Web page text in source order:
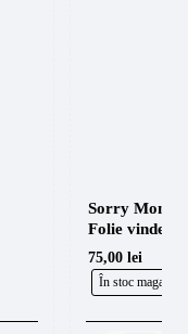
Sorry Mom
În stoc magazin
75,00 lei